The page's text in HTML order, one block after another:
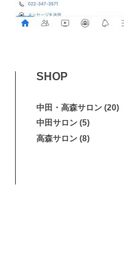
SHOP
中田・高森サロン (20)
中田サロン (5)
高森サロン (8)